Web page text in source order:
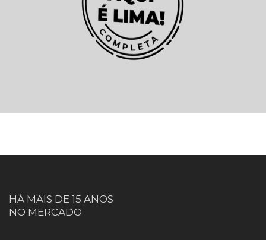
HÁ MAIS DE 15 ANOS
NO MERCADO